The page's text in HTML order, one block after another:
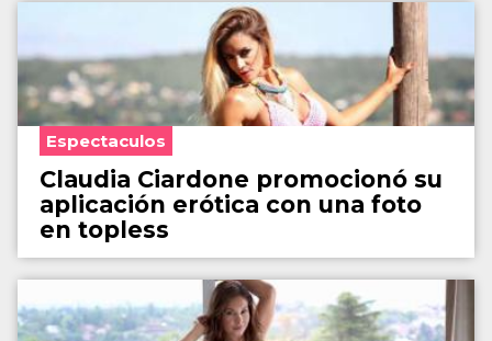
Espectaculos
Claudia Ciardone promocionó su
aplicación erótica con una foto
en topless